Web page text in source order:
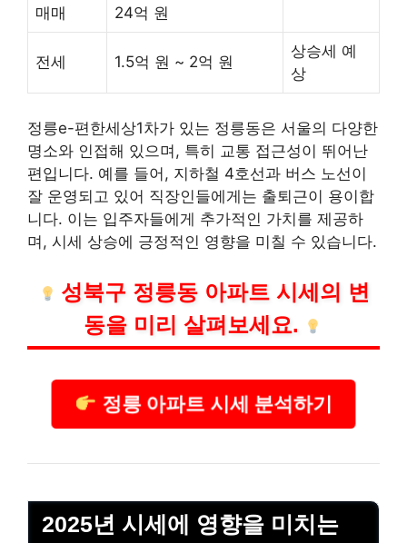
매매 24억 원
전세 1.5억 원 ~ 2억 원
상승세 예
상
정릉e-편한세상1차가 있는 정릉동은 서울의 다양한
명소와 인접해 있으며, 특히 교통 접근성이 뛰어난
편입니다. 예를 들어, 지하철 4호선과 버스 노선이
잘 운영되고 있어 직장인들에게는 출퇴근이 용이합
니다. 이는 입주자들에게 추가적인 가치를 제공하
며, 시세 상승에 긍정적인 영향을 미칠 수 있습니다.
성북구 정릉동 아파트 시세의 변
동을 미리 살펴보세요.
정릉 아파트 시세 분석하기
2025년 시세에 영향을 미치는